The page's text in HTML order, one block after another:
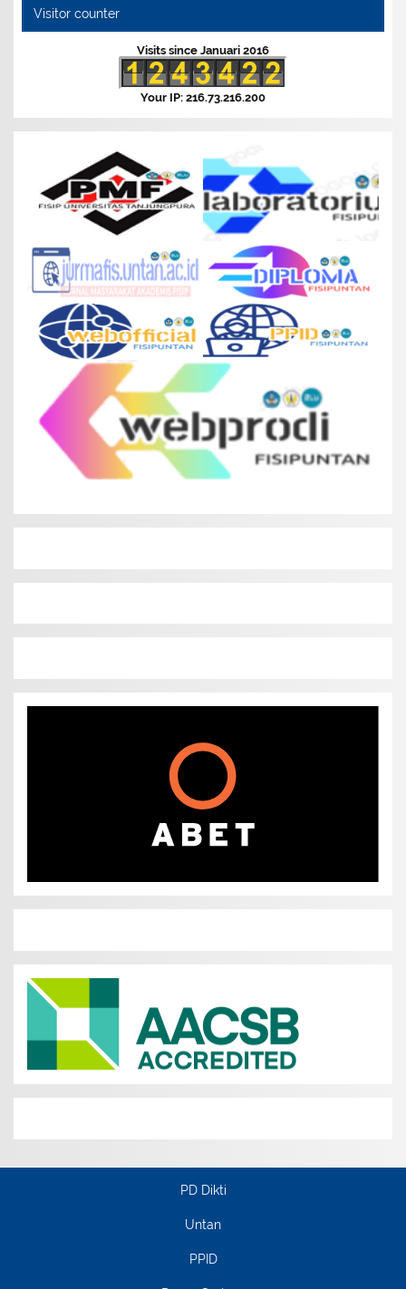
Visitor counter
Visits since Januari 2016
Your IP: 216.73.216.200
PD Dikti
Untan
PPID